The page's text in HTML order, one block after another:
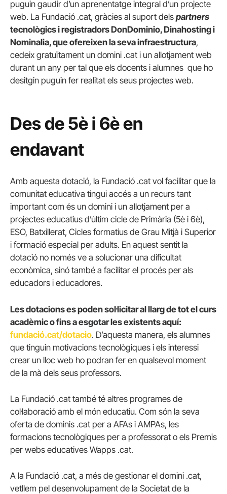
puguin gaudir d’un aprenentatge integral d’un projecte
web. La Fundació .cat, gràcies al suport dels partners
tecnològics i registradors DonDominio, Dinahosting i
Nominalia, que ofereixen la seva infraestructura,
cedeix gratuïtament un domini .cat i un allotjament web
durant un any per tal que els docents i alumnes que ho
desitgin puguin fer realitat els seus projectes web.
Des de 5è i 6è en
endavant
Amb aquesta dotació, la Fundació .cat vol facilitar que la
comunitat educativa tingui accés a un recurs tant
important com és un domini i un allotjament per a
projectes educatius d’últim cicle de Primària (5è i 6è),
ESO, Batxillerat, Cicles formatius de Grau Mitjà i Superior
i formació especial per adults. En aquest sentit la
dotació no només ve a solucionar una dificultat
econòmica, sinó també a facilitar el procés per als
educadors i educadores.
Les dotacions es poden sol·licitar al llarg de tot el curs
acadèmic o fins a esgotar les existents aquí:
fundació.cat/dotacio. D’aquesta manera, els alumnes
que tinguin motivacions tecnològiques i els interessi
crear un lloc web ho podran fer en qualsevol moment
de la mà dels seus professors.
La Fundació .cat també té altres programes de
col·laboració amb el món educatiu. Com són la seva
oferta de dominis .cat per a AFAs i AMPAs, les
formacions tecnològiques per a professorat o els Premis
per webs educatives Wapps .cat.
A la Fundació .cat, a més de gestionar el domini .cat,
vetllem pel desenvolupament de la Societat de la